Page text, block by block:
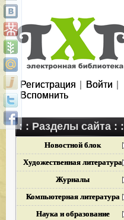
Регистрация Войти
Вспомнить
: : Разделы сайта : :
Новостной блок
Художественная литература
Журналы
Компьютерная литература
Наука и образование